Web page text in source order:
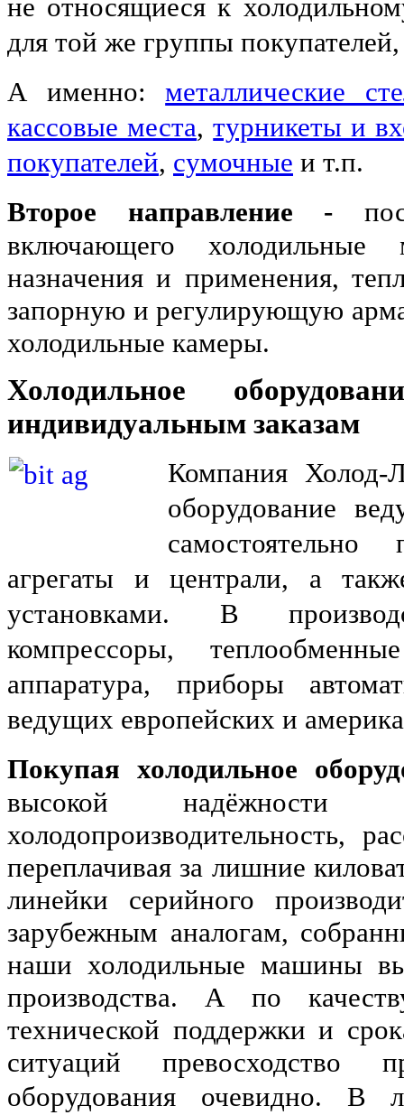
не относящиеся к
для той же группы
А именно:металлические
кассовые места,турникеты и
покупателей, сумочные и т.п.
Второе направление -
включающего
назначения и применения,
запорную и регулирующую
холодильные камеры.
Холодильное
индивидуальным заказам
Компания Холод-
оборудование
агрегаты и централи, а
установками. В
компрессоры,
аппаратура, приборы
ведущих европейских и
Покупая холодильное
высокой надёжности
холодопроизводительность,
переплачивая за лишние
линейки серийного
зарубежным аналогам,
наши холодильные машины
производства. А по
технической поддержки и
ситуаций превосходство
оборудования очевидно. В